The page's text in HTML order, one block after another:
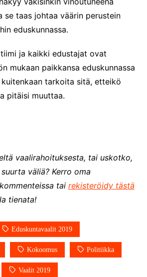
se taas johtaa väärin perustein
eduskunnassa.
ja kaikki edustajat ovat
mukaan paikkansa eduskunnassa
kuitenkaan tarkoita sitä, etteikö
pitäisi muuttaa.
vaalirahoituksesta, tai uskotko,
väliä? Kerro oma
tai rekisteröidy tästä
tienata!
Eduskuntavaalit 2019
Kokoomus Politiikka
Vaalit 2019